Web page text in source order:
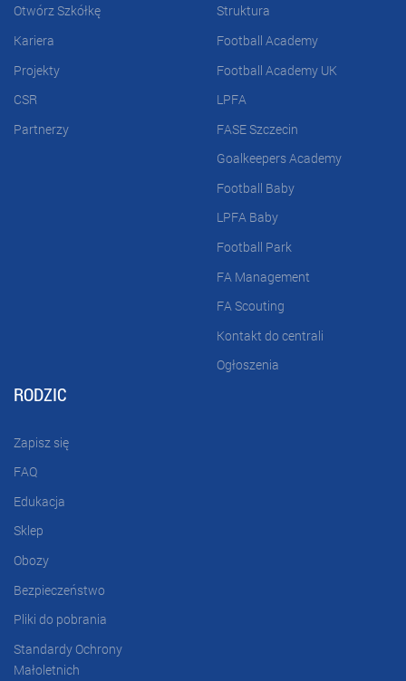
Otwórz Szkółkę
Kariera
Projekty
CSR
Partnerzy
Struktura
Football Academy
Football Academy UK
LPFA
FASE Szczecin
Goalkeepers Academy
Football Baby
LPFA Baby
Football Park
FA Management
FA Scouting
Kontakt do centrali
Ogłoszenia
RODZIC
Zapisz się
FAQ
Edukacja
Sklep
Obozy
Bezpieczeństwo
Pliki do pobrania
Standardy Ochrony
Małoletnich